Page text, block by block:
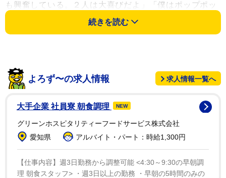
も興奮している。２人は大喜びだよ」「僕はポップポッ
プ。『おじいちゃん』とは呼ばせないんだ。それはちょ
っと深い。『ポップポップ』が僕らの目指すところなん
昨年４月に音楽界の重鎮エリオットと結婚したモデル
のソフィアは、妊娠６カ月だが、先月末にそのニュース
を発表したばかりで、自分と配偶者の両方を「守る」た
た。
マッデンとの間にもうけた２人の子供ハーロウ（１６）
続きを読む
よろず〜の求人情報 求人情報一覧へ
大手企業 社員寮 朝食調理 NEW
グリーンホスピタリティーフードサービス株式会社
愛知県
アルバイト・パート：時給1,300円
【仕事内容】週3日勤務から調整可能 <4:30～9:30の早朝調
理 朝食スタッフ> ・週3日以上の勤務 ・早朝の5時間のみの